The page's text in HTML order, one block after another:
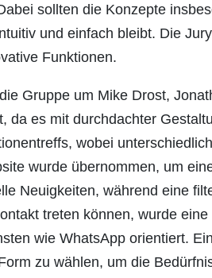
sollten die Konzepte
und einfach bleibt. Die
Funktionen.
Gruppe um Mike Drost,
da es mit durchdachter
wobei
wurde übernommen, um
Neuigkeiten, während eine
treten können, wurde
wie WhatsApp orientiert.
zu wählen, um die